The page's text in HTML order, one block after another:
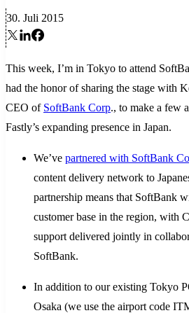
30. Juli 2015
This week, I’m in Tokyo to attend
had the honor of sharing the stage with
CEO of SoftBank Corp., to make a few
Fastly’s expanding presence in Japan.
We’ve partnered with SoftBank
content delivery network to
partnership means that SoftBank
customer base in the region, with
support delivered jointly in
SoftBank.
In addition to our existing Tokyo
Osaka (we use the airport code